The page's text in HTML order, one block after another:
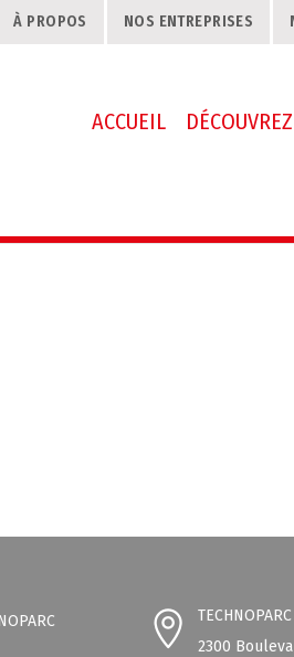
À PROPOS NOS ENTREPRISES
ACCUEIL
TECHNOPARC
2300